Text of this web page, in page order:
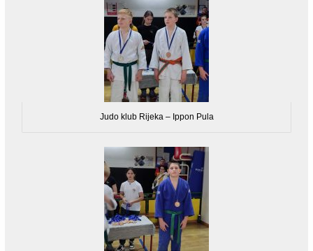
Judo klub Rijeka – Ippon Pula